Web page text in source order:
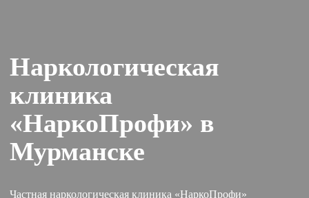
Наркологическая
клиника
«НаркоПрофи» в
Мурманске
Частная наркологическая клиника «НаркоПрофи»